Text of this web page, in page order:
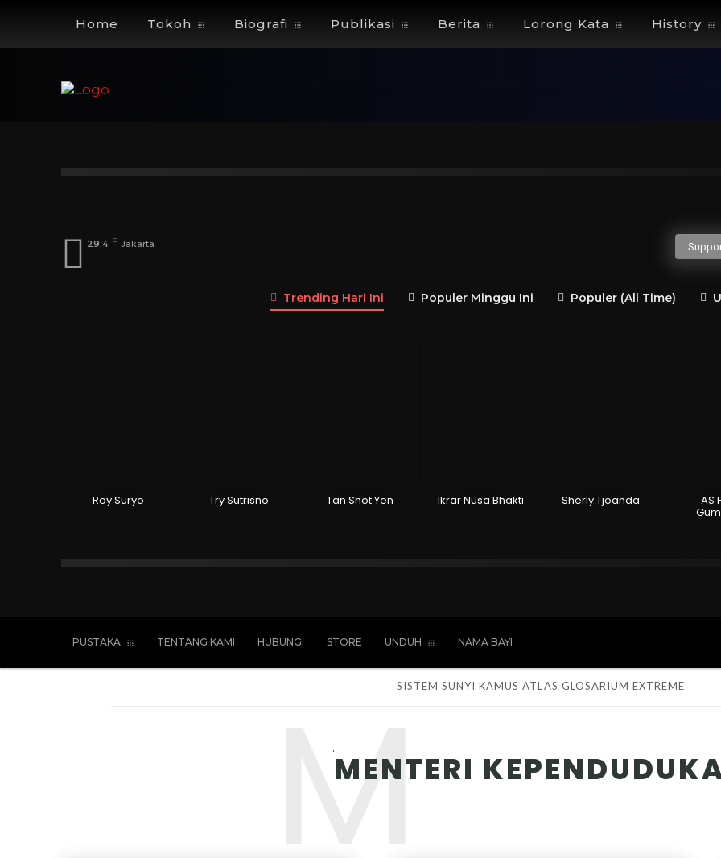
Home Tokoh Biografi Publikasi Berita Lorong Kata History
29.4 C Jakarta
Trending Hari Ini Populer Minggu Ini Populer (All Time)
Roy Suryo Try Sutrisno Tan Shot Yen Ikrar Nusa Bhakti Sherly Tjoanda AS
PUSTAKA TENTANG KAMI HUBUNGI STORE UNDUH NAMA BAYI
SISTEM SUNYI KAMUS ATLAS GLOSARIUM EXTREME
MENTERI
M